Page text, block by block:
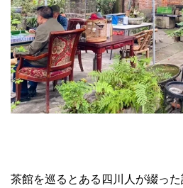
茶館を巡るとある四川人が綴っ